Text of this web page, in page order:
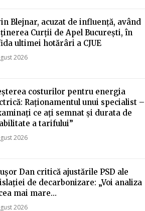
Blejnar, acuzat de influență, având
Curții de Apel București, în
ultimei hotărâri a CJUE
2026
costurilor pentru energia
Raționamentul unui specialist –
ce ați semnat și durata de
a tarifului”
2026
Dan critică ajustările PSD ale
de decarbonizare: „Voi analiza
mai mare…
2026